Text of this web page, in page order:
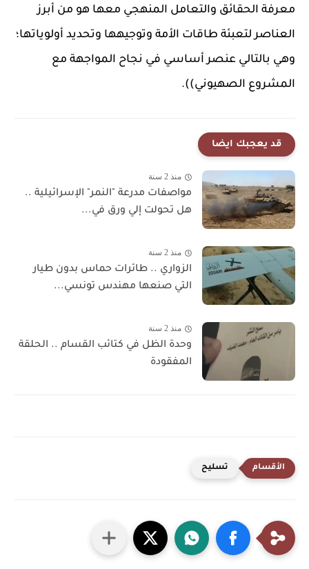
معرفة الحقائق والتعامل المنهجي معها هو من أبرز
العناصر لتعبئة طاقات الأمة وتوجيهها وتحديد أولوياتها؛
وهي بالتالي عنصر أساسي في نجاح المواجهة مع
المشروع الصهيوني)).
قد يعجبك ايضا
منذ 2 سنة
مواصفات مدرعة "النمر" الإسرائيلية ..
هل تحولت إلي ورق في...
منذ 2 سنة
الزواري .. طائرات حماس بدون طيار
التي صنعها مهندس تونسي...
منذ 2 سنة
وحدة الظل في كتائب القسام .. الحلقة
المفقودة
تسليح